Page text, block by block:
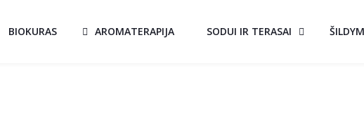
BIOKURAS AROMATERAPIJA SODUI IR TERASAI